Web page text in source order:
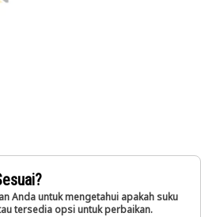
Anda untuk mengetahui apakah suku
tersedia opsi untuk perbaikan.